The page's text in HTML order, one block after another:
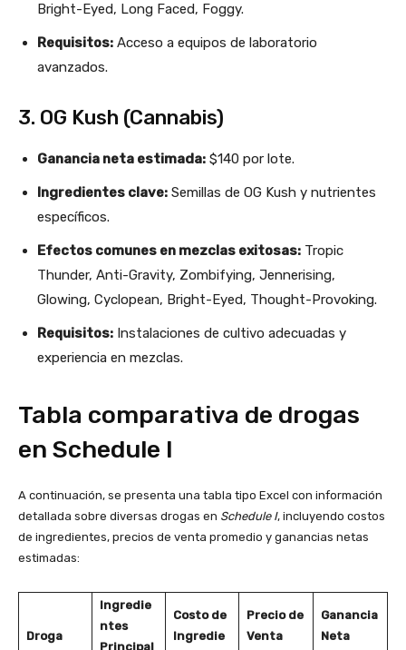
Bright-Eyed, Long Faced, Foggy.​
Requisitos: Acceso a equipos de laboratorio
avanzados.​
3. OG Kush (Cannabis)
Ganancia neta estimada: $140 por lote.​
Ingredientes clave: Semillas de OG Kush y nutrientes
específicos.​
Efectos comunes en mezclas exitosas: Tropic
Thunder, Anti-Gravity, Zombifying, Jennerising,
Glowing, Cyclopean, Bright-Eyed, Thought-Provoking.​
Requisitos: Instalaciones de cultivo adecuadas y
experiencia en mezclas.​
Tabla comparativa de drogas
en Schedule I
A continuación, se presenta una tabla tipo Excel con información
detallada sobre diversas drogas en Schedule I, incluyendo costos
de ingredientes, precios de venta promedio y ganancias netas
estimadas:​
Droga
Ingredie
ntes
Principal
Costo de
Ingredie
Precio de
Venta
Ganancia
Neta